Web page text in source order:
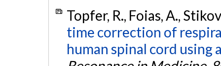
Topfer, R., Foias, A.,
time correction of
human spinal cord using